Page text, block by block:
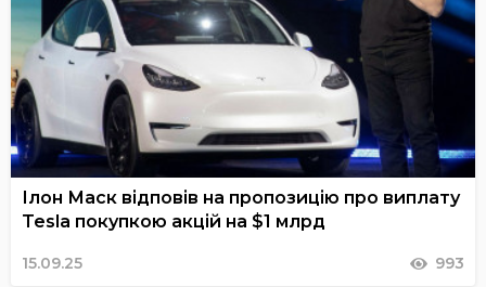
Ілон Маск відповів на пропозицію про виплату
Tesla покупкою акцій на $1 млрд
15.09.25 993